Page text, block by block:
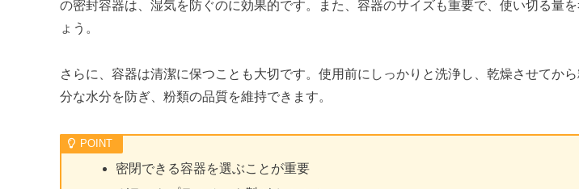
の密封容器は、湿気を防ぐのに効果的です。また、容器のサイズも重要で、使い切る量
ょう。
さらに、容器は清潔に保つことも大切です。使用前にしっかりと洗浄し、乾燥させてか
分な水分を防ぎ、粉類の品質を維持できます。
密閉できる容器を選ぶことが重要